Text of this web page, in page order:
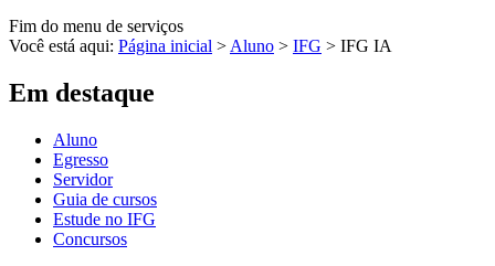
Fim do menu de serviços
Você está aqui: Página inicial >Aluno > IFG > IFG IA
Em destaque
Aluno
Egresso
Servidor
Guia de cursos
Estude no IFG
Concursos